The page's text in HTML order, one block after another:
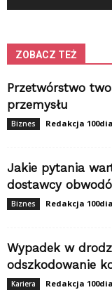
ZOBACZ TEŻ
Przetwórstwo
przemysłu
Biznes Redakcja
Jakie pytania
dostawcy
Biznes Redakcja
Wypadek w
odszkodowanie
Kariera Redakcja